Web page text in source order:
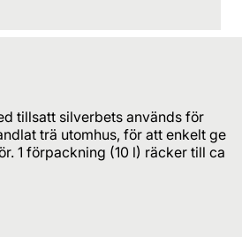
tillsatt silverbets används för
trä utomhus, för att enkelt ge
1 förpackning (10 l) räcker till ca